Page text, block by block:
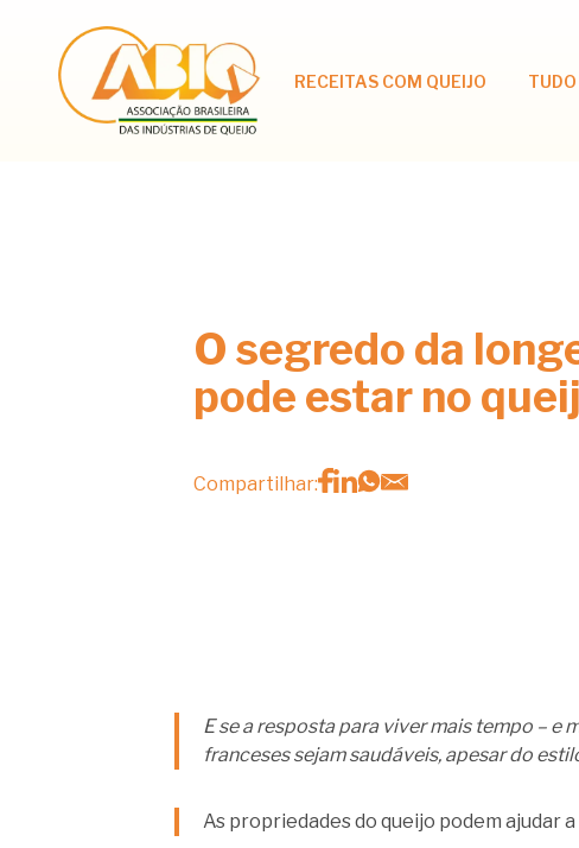
RECEITAS COM QUEIJO
O segredo da
pode estar no
Compartilhar:
E se a resposta para viver mais tempo – e
franceses sejam saudáveis, apesar do
As propriedades do queijo podem ajudar